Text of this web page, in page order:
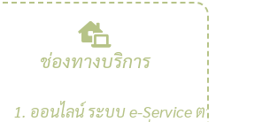
ช่องทางบริการ
1. ออนไลน์ ระบบ e-Service ตรวจ